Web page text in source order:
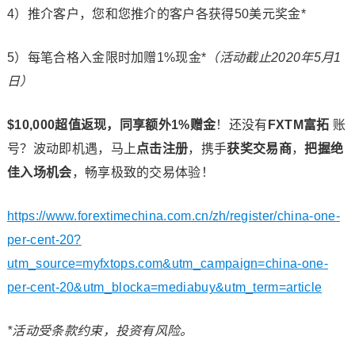
4）推介客户，您和您推介的客户各获得50美元奖金*
5）每笔合格入金限时加赠1%现金* （活动截止2020年5月1
日）
$10,000超值返现，同享额外1%赠金！还没有 FXTM富拓 账
号？波动即机遇，马上 点击注册，携手获奖交易商，把握绝
佳入场机会，畅享极致的交易体验！
https://www.forextimechina.com.cn/zh/register/china-one-
per-cent-20?
utm_source=myfxtops.com&utm_campaign=china-one-
per-cent-20&utm_blocka=mediabuy&utm_term=article
*活动受条款约束，投资有风险。